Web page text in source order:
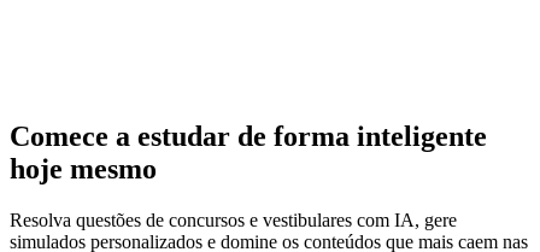
Comece a estudar de forma inteligente
hoje mesmo
Resolva questões de concursos e vestibulares com IA, gere
simulados personalizados e domine os conteúdos que mais caem nas